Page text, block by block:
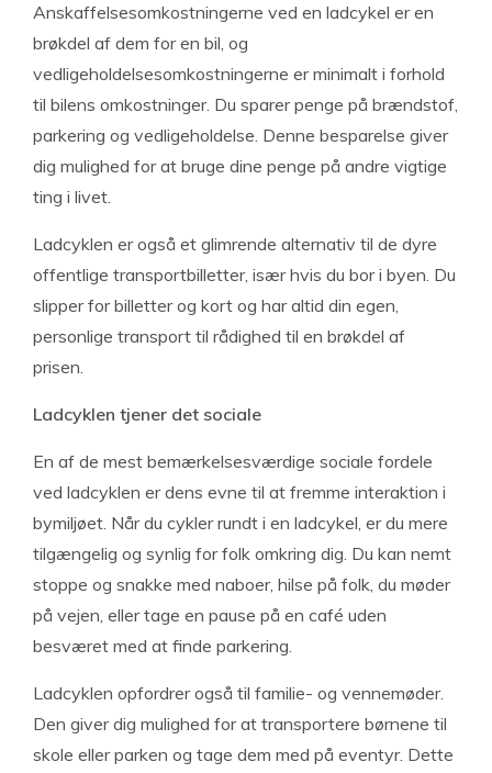
Anskaffelsesomkostningerne ved en ladcykel er en
brøkdel af dem for en bil, og
vedligeholdelsesomkostningerne er minimalt i forhold
til bilens omkostninger. Du sparer penge på brændstof,
parkering og vedligeholdelse. Denne besparelse giver
dig mulighed for at bruge dine penge på andre vigtige
ting i livet.
Ladcyklen er også et glimrende alternativ til de dyre
offentlige transportbilletter, især hvis du bor i byen. Du
slipper for billetter og kort og har altid din egen,
personlige transport til rådighed til en brøkdel af
prisen.
Ladcyklen tjener det sociale
En af de mest bemærkelsesværdige sociale fordele
ved ladcyklen er dens evne til at fremme interaktion i
bymiljøet. Når du cykler rundt i en ladcykel, er du mere
tilgængelig og synlig for folk omkring dig. Du kan nemt
stoppe og snakke med naboer, hilse på folk, du møder
på vejen, eller tage en pause på en café uden
besværet med at finde parkering.
Ladcyklen opfordrer også til familie- og vennemøder.
Den giver dig mulighed for at transportere børnene til
skole eller parken og tage dem med på eventyr. Dette